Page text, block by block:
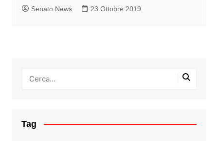
Senato News 23 Ottobre 2019
Tag